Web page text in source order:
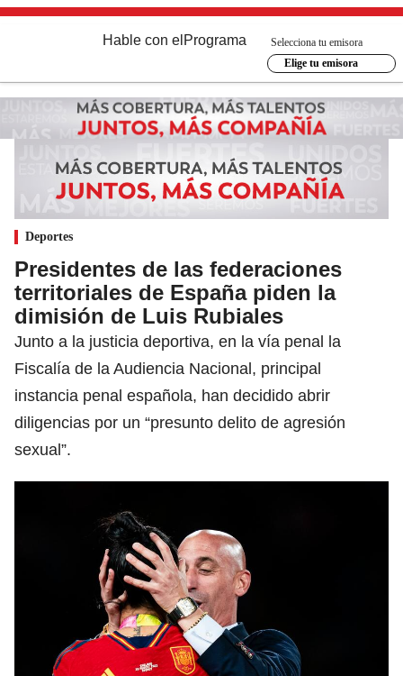
Hable con el Programa
Selecciona tu emisora
Elige tu emisora
Deportes
Presidentes de las federaciones
territoriales de España piden la
dimisión de Luis Rubiales
Junto a la justicia deportiva, en la vía penal la
Fiscalía de la Audiencia Nacional, principal
instancia penal española, han decidido abrir
diligencias por un “presunto delito de agresión
sexual”.